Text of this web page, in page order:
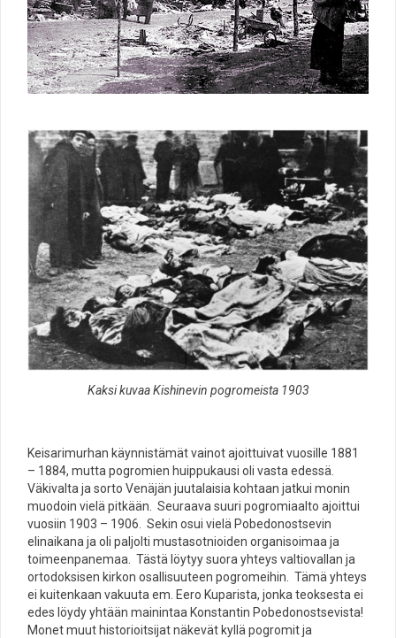
Kaksi kuvaa Kishinevin pogromeista 1903
Keisarimurhan käynnistämät vainot ajoittuivat vuosille 1881
– 1884, mutta pogromien huippukausi oli vasta edessä.
Väkivalta ja sorto Venäjän juutalaisia kohtaan jatkui monin
muodoin vielä pitkään. Seuraava suuri pogromiaalto ajoittui
vuosiin 1903 – 1906. Sekin osui vielä Pobedonostsevin
elinaikana ja oli paljolti mustasotnioiden organisoimaa ja
toimeenpanemaa. Tästä löytyy suora yhteys valtiovallan ja
ortodoksisen kirkon osallisuuteen pogromeihin. Tämä yhteys
ei kuitenkaan vakuuta em. Eero Kuparista, jonka teoksesta ei
edes löydy yhtään mainintaa Konstantin Pobedonostsevista!
Monet muut historioitsijat näkevät kyllä pogromit ja